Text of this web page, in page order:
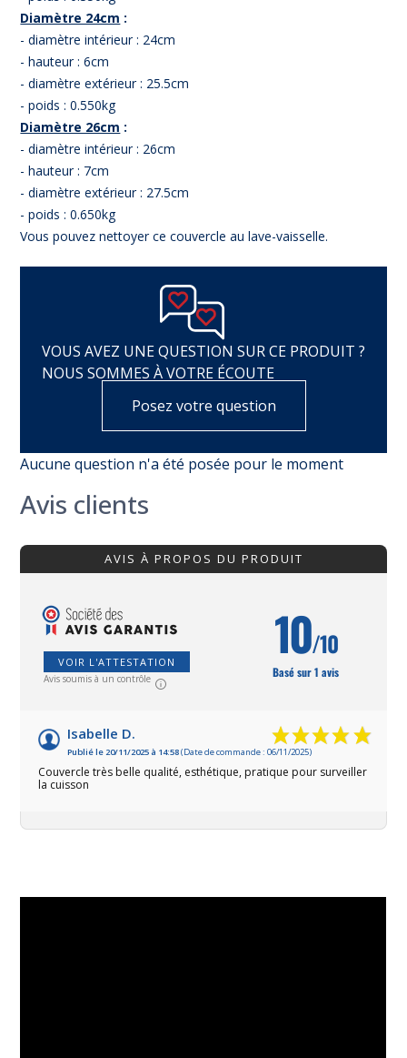
Diamètre 24cm :
- diamètre intérieur : 24cm
- hauteur : 6cm
- diamètre extérieur : 25.5cm
- poids : 0.550kg
Diamètre 26cm :
- diamètre intérieur : 26cm
- hauteur : 7cm
- diamètre extérieur : 27.5cm
- poids : 0.650kg
Vous pouvez nettoyer ce couvercle au lave-vaisselle.
VOUS AVEZ UNE QUESTION SUR CE PRODUIT ?
NOUS SOMMES À VOTRE ÉCOUTE
Posez votre question
Aucune question n'a été posée pour le moment
Avis clients
AVIS À PROPOS DU PRODUIT
VOIR L'ATTESTATION
Avis soumis à un contrôle
10/10
Basé sur 1 avis
Isabelle D.
Publié le 20/11/2025 à 14:58(Date de commande : 06/11/2025)
Couvercle très belle qualité, esthétique, pratique pour surveiller
la cuisson